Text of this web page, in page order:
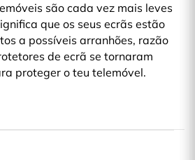
são cada vez mais leves
que os seus ecrãs estão
a possíveis arranhões, razão
de ecrã se tornaram
proteger o teu telemóvel.